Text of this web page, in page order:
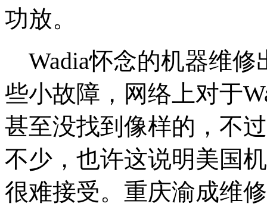
功放。
Wadia怀念的机器维修
些小故障，网络上对于
甚至没找到像样的，不
不少，也许这说明美国
很难接受。重庆渝成维